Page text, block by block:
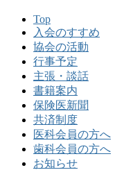
Top
入会のすすめ
協会の活動
行事予定
主張・談話
書籍案内
保険医新聞
共済制度
医科会員の方へ
歯科会員の方へ
お知らせ